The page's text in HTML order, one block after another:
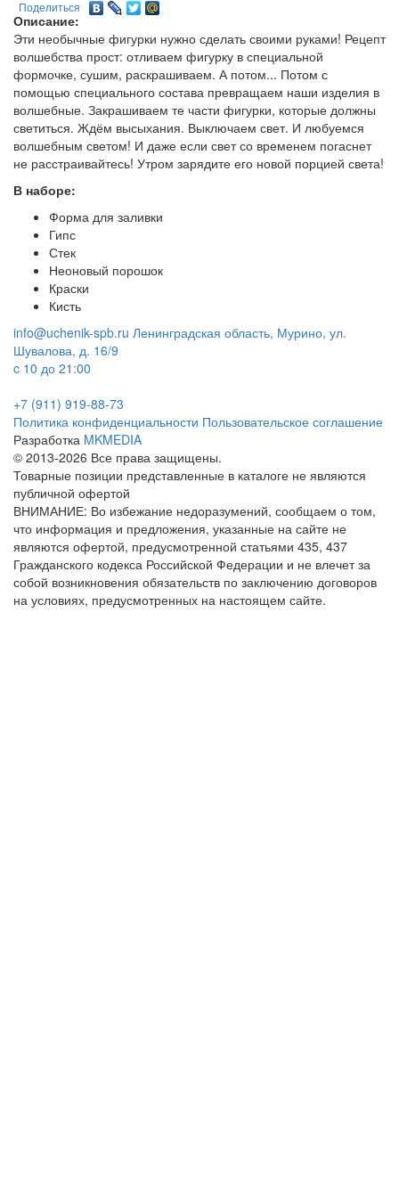
Поделиться
Описание:
Эти необычные фигурки нужно сделать своими руками! Рецепт
волшебства прост: отливаем фигурку в специальной
формочке, сушим, раскрашиваем. А потом... Потом с
помощью специального состава превращаем наши изделия в
волшебные. Закрашиваем те части фигурки, которые должны
светиться. Ждём высыхания. Выключаем свет. И любуемся
волшебным светом! И даже если свет со временем погаснет
не расстраивайтесь! Утром зарядите его новой порцией света!
В наборе:
Форма для заливки
Гипс
Стек
Неоновый порошок
Краски
Кисть
info@uchenik-spb.ru Ленинградская область, Мурино, ул.
Шувалова, д. 16/9
c 10 до 21:00
+7 (911) 919-88-73
Политика конфиденциальности Пользовательское соглашение
Разработка MKMEDIA
© 2013-2026 Все права защищены.
Товарные позиции представленные в каталоге не являются
публичной офертой
ВНИМАНИЕ: Во избежание недоразумений, сообщаем о том,
что информация и предложения, указанные на сайте не
являются офертой, предусмотренной статьями 435, 437
Гражданского кодекса Российской Федерации и не влечет за
собой возникновения обязательств по заключению договоров
на условиях, предусмотренных на настоящем сайте.